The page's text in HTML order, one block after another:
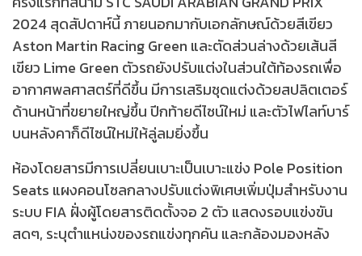
2024 สุดสัปดาห์นี้ ภายนอกมากับเอกลักษณ์ด้วยสีเขียว
Aston Martin Racing Green และตัดส่วนล่างด้วยเส้นสี
เขียว Lime Green ตัวรถยังปรับแต่งในส่วนใต้ท้องรถเพื่อ
อากาศพลศาสตร์ที่ดีขึ้น มีการเสริมชุดแต่งด้วยสปลิตเตอร์
ด้านหน้าที่ขยายใหญ่ขึ้น ปีกท้ายดีไซน์ใหม่ และตัวไฟไลท์บาร์
บนหลังคาก็ดีไซน์ใหม่ให้ลู่ลมยิ่งขึ้น
ห้องโดยสารมีการเปลี่ยนเบาะเป็นเบาะแข่ง Pole Position
Seats แผงคอนโซลกลางปรับแต่งพิเศษเพิ่มปุ่มสำหรับงาน
ระบบ FIA ฝั่งผู้โดยสารติดตั้งจอ 2 ตัว แสดงรอบแข่งขัน
สดๆ, ระบุตำแหน่งของรถแข่งทุกคัน และกล้องมองหลัง